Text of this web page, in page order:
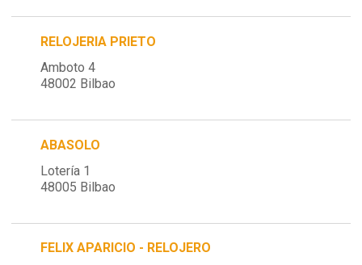
RELOJERIA PRIETO
Amboto 4
48002 Bilbao
ABASOLO
Lotería 1
48005 Bilbao
FELIX APARICIO - RELOJERO